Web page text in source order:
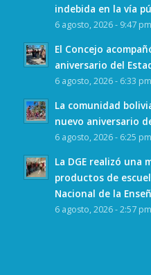
indebida en la vía
6 agosto, 2026 - 9:47 pm
El Concejo
aniversario del
6 agosto, 2026 - 6:33 pm
La comunidad
nuevo aniversario
6 agosto, 2026 - 6:25 pm
La DGE realizó una
productos de
Nacional de la
6 agosto, 2026 - 2:57 pm